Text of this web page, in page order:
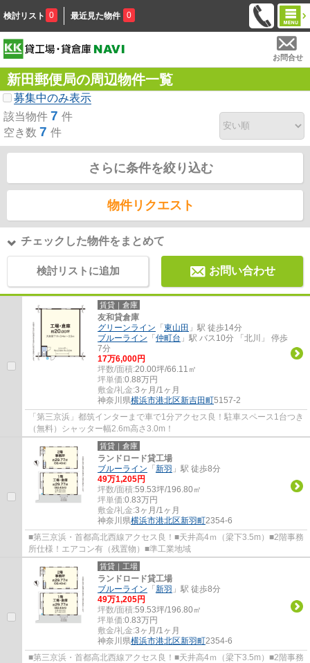
検討リスト 0 最近見た物件 0
お問合せ
新田郵便局の周辺物件一覧
募集中のみ表示
該当物件 7 件
空き数 7 件
さらに条件を絞り込む
物件リクエスト
チェックした物件をまとめて
検討リストに追加 お問い合わせ
賃貸｜倉庫
友和貸倉庫
グリーンライン 「 東山田 」駅 徒歩14分
ブルーライン 「 仲町台 」駅 バス10分 「北川」 停歩
7分
17万6,000円
坪数/面積:20.00坪/66.11㎡
坪単価:0.88万円
敷金/礼金:3ヶ月/1ヶ月
神奈川県横浜市港北区新吉田町5157-2
「第三京浜」都筑インターまで車で1分アクセス良！駐車スペース1台つき
（無料）シャッター幅2.6m高さ3.0m！
賃貸｜倉庫
ランドロード貸工場
ブルーライン 「 新羽 」駅 徒歩8分
49万1,205円
坪数/面積:59.53坪/196.80㎡
坪単価:0.83万円
敷金/礼金:3ヶ月/1ヶ月
神奈川県横浜市港北区新羽町2354-6
■第三京浜・首都高北西線アクセス良！■天井高4ｍ（梁下3.5m）■2階事務
所仕様！エアコン有（残置物）■準工業地域
賃貸｜工場
ランドロード貸工場
ブルーライン 「 新羽 」駅 徒歩8分
49万1,205円
坪数/面積:59.53坪/196.80㎡
坪単価:0.83万円
敷金/礼金:3ヶ月/1ヶ月
神奈川県横浜市港北区新羽町2354-6
■第三京浜・首都高北西線アクセス良！■天井高4ｍ（梁下3.5m）■2階事務